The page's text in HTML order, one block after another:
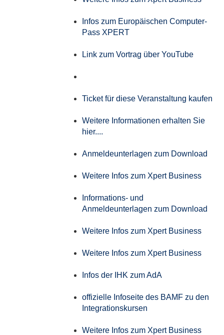
Infos zum Europäischen Computer-
Pass XPERT
Link zum Vortrag über YouTube
Ticket für diese Veranstaltung kaufen
Weitere Informationen erhalten Sie
hier....
Anmeldeunterlagen zum Download
Weitere Infos zum Xpert Business
Informations- und
Anmeldeunterlagen zum Download
Weitere Infos zum Xpert Business
Weitere Infos zum Xpert Business
Infos der IHK zum AdA
offizielle Infoseite des BAMF zu den
Integrationskursen
Weitere Infos zum Xpert Business